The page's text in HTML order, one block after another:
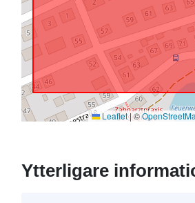
Leaflet|©
Ytterligare